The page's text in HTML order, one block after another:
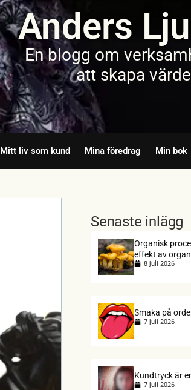
Anders
En blogg om
att skapa
Mitt liv som kund Mina föredrag Min bok
Senaste inlägg
Organisk
effekt av
8 juli 2026
Smaka på
7 juli 2026
Kundtryck är
7 juli 2026